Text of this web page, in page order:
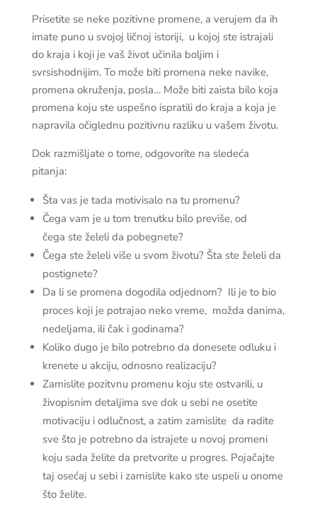
Prisetite se neke pozitivne promene, a verujem da ih
imate puno u svojoj ličnoj istoriji, u kojoj ste istrajali
do kraja i koji je vaš život učinila boljim i
svrsishodnijim. To može biti promena neke navike,
promena okruženja, posla… Može biti zaista bilo koja
promena koju ste uspešno ispratili do kraja a koja je
napravila očiglednu pozitivnu razliku u vašem životu.
Dok razmišljate o tome, odgovorite na sledeća
pitanja:
Šta vas je tada motivisalo na tu promenu?
Čega vam je u tom trenutku bilo previše, od
čega ste želeli da pobegnete?
Čega ste želeli više u svom životu? Šta ste želeli da
postignete?
Da li se promena dogodila odjednom? Ili je to bio
proces koji je potrajao neko vreme, možda danima,
nedeljama, ili čak i godinama?
Koliko dugo je bilo potrebno da donesete odluku i
krenete u akciju, odnosno realizaciju?
Zamislite pozitvnu promenu koju ste ostvarili, u
živopisnim detaljima sve dok u sebi ne osetite
motivaciju i odlučnost, a zatim zamislite da radite
sve što je potrebno da istrajete u novoj promeni
koju sada želite da pretvorite u progres. Pojačajte
taj osećaj u sebi i zamislite kako ste uspeli u onome
što želite.